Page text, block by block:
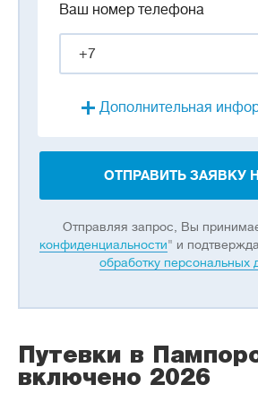
Ваш номер телефона
Дополнительная
ОТПРАВИТЬ ЗАЯВКУ
Отправляя запрос, Вы
конфиденциальности" и
обработку персональных
Путевки в
включено 2026